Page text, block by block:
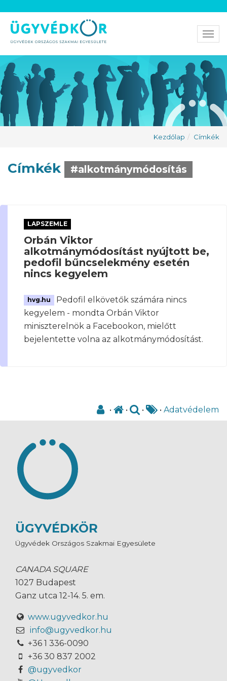
Kezdőlap Címkék
Címkék #alkotmánymódosítás
LAPSZEMLE
Orbán Viktor
alkotmánymódosítást nyújtott be,
pedofil bűncselekmény esetén
nincs kegyelem
hvg.hu
Pedofil elkövetők számára nincs
kegyelem - mondta Orbán Viktor
miniszterelnök a Facebookon, mielőtt
bejelentette volna az alkotmánymódosítást.
• • • • Adatvédelem
ÜGYVÉDKÖR
Ügyvédek Országos Szakmai Egyesülete
CANADA SQUARE
1027 Budapest
Ganz utca 12-14. 5. em.
www.ugyvedkor.hu
info@ugyvedkor.hu
+36 1 336-0090
+36 30 837 2002
@ugyvedkor